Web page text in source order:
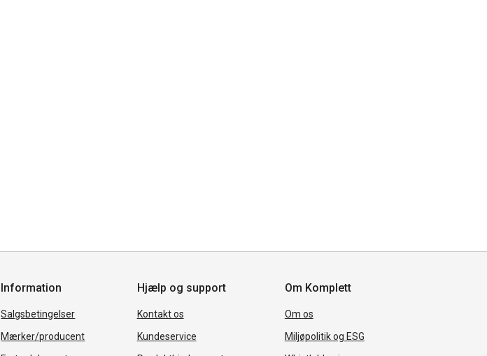
Information
Salgsbetingelser
Mærker/producent
Hjælp og support
Kontakt os
Kundeservice
Om Komplett
Om os
Miljøpolitik og ESG